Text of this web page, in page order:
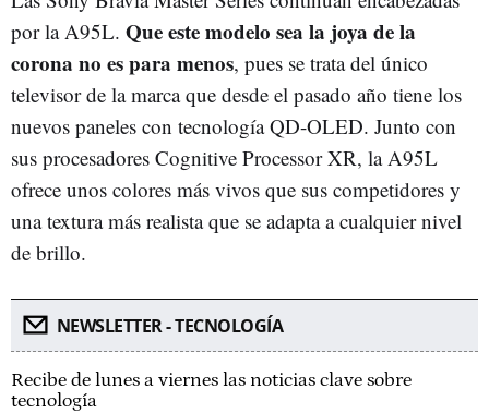
por la A95L. Que este modelo sea la joya de la
corona no es para menos, pues se trata del único
televisor de la marca que desde el pasado año tiene los
nuevos paneles con tecnología QD-OLED. Junto con
sus procesadores Cognitive Processor XR, la A95L
ofrece unos colores más vivos que sus competidores y
una textura más realista que se adapta a cualquier nivel
de brillo.
NEWSLETTER - TECNOLOGÍA
Recibe de lunes a viernes las noticias clave sobre
tecnología